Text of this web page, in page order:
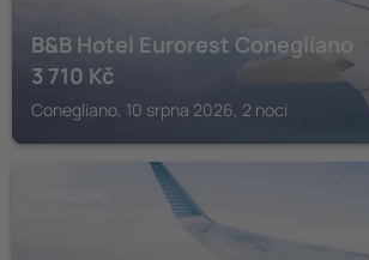
B&B Hotel Eurorest Conegliano
3 710 Kč
Conegliano, 10 srpna 2026, 2 noci